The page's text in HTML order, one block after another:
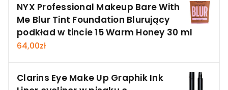
NYX Professional Makeup Bare With
Me Blur Tint Foundation Blurujący
podkład w tincie 15 Warm Honey 30 ml
64,00zł
Clarins Eye Make Up Graphik Ink